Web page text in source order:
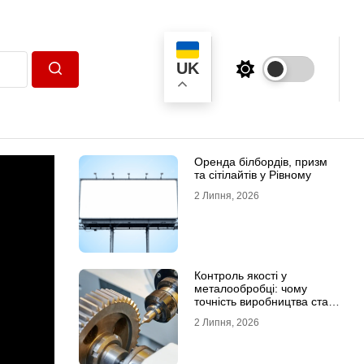
UK
Оренда білбордів, призм
та сітілайтів у Рівному
2 Липня, 2026
Контроль якості у
металообробці: чому
точність виробництва стає
перевагою
2 Липня, 2026